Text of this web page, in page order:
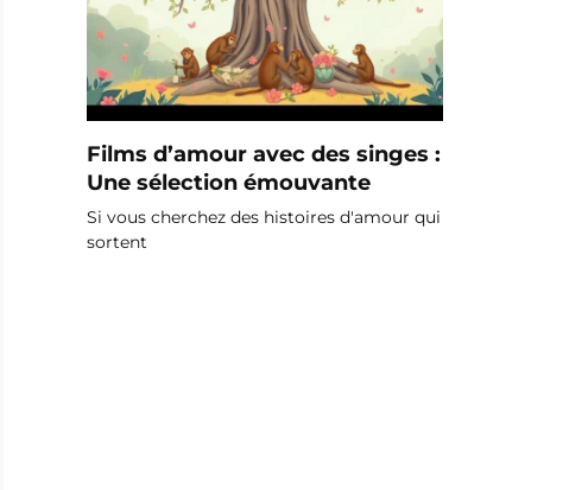
Films d’amour avec des singes :
Une sélection émouvante
Si vous cherchez des histoires d'amour qui
sortent